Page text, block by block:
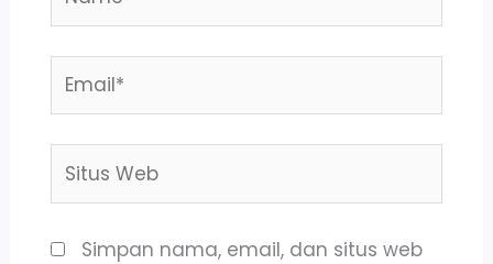
Email*
Situs
Simpan nama, email, dan situs web